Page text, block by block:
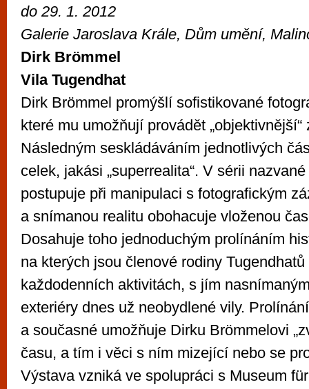
do 29. 1. 2012
Galerie Jaroslava Krále, Dům umění,
Dirk Brömmel
Vila Tugendhat
Dirk Brömmel promýšlí sofistikované
které mu umožňují provádět „objektivnější“
Následným seskládáváním jednotlivých
celek, jakási „superrealita“. V sérii
postupuje při manipulaci s fotografickým
a snímanou realitu obohacuje vloženou
Dosahuje toho jednoduchým prolínáním
na kterých jsou členové rodiny
každodenních aktivitách, s jím
exteriéry dnes už neobydlené vily.
a současné umožňuje Dirku Brömmelovi
času, a tím i věci s ním mizející nebo se
Výstava vzniká ve spolupráci s Museum